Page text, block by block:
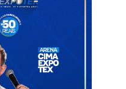
o Sousa terá uma baixa
fim de semana. Luis
com seis gols,
última rodada e não vai